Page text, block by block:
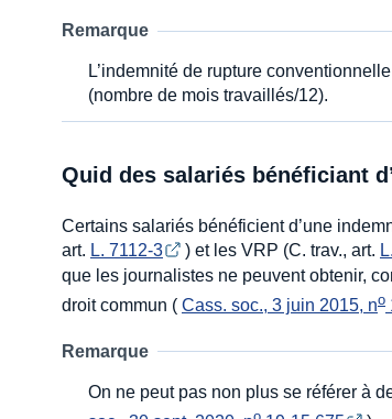
Remarque
L’indemnité de rupture
(nombre de mois travaillés/12).
Quid des salariés bénéficiant
Certains salariés bénéficient d’une
art. L. 7112-3 ) et les VRP (C. trav., art.
que les journalistes ne peuvent obtenir,
droit commun ( Cass. soc., 3 juin 2015, no
Remarque
On ne peut pas non plus se référer à